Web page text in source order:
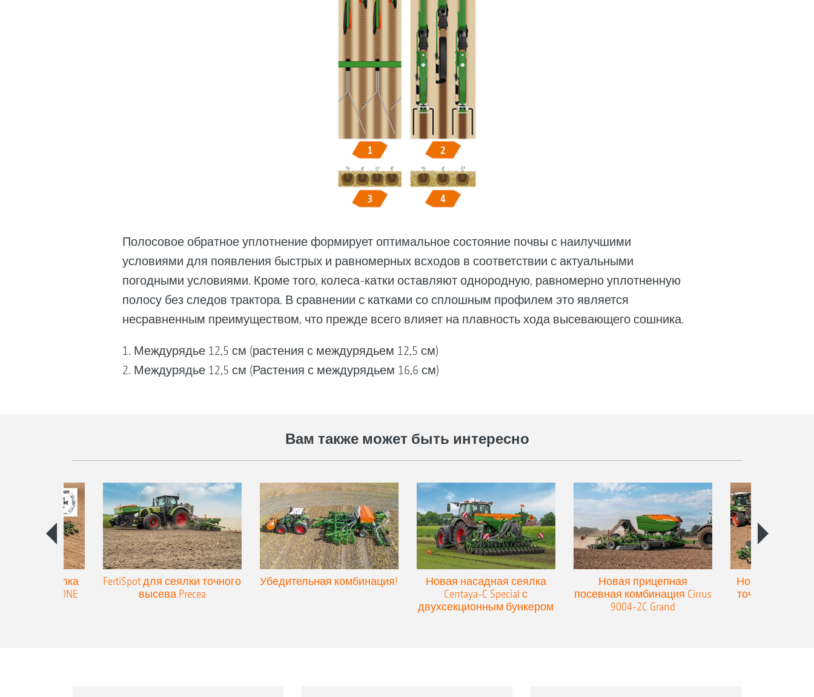
Полосовое обратное уплотнение формирует оптимальное состояние почвы с наилучшими
условиями для появления быстрых и равномерных всходов в соответствии с актуальными
погодными условиями. Кроме того, колеса-катки оставляют однородную, равномерно уплотненную
полосу без следов трактора. В сравнении с катками со сплошным профилем это является
несравненным преимуществом, что прежде всего влияет на плавность хода высевающего сошника.
1. Междурядье 12,5 см (растения с междурядьем 12,5 см)
2. Междурядье 12,5 см (Растения с междурядьем 16,6 см)
Вам также может быть интересно
сеялка
AMAZONE
FertiSpot для сеялки точного
высева Precea
Убедительная комбинация!
Новая насадная сеялка
Centaya-C Special с
двухсекционным бункером
Новая прицепная
посевная комбинация Cirrus
9004-2C Grand
Новая
точного